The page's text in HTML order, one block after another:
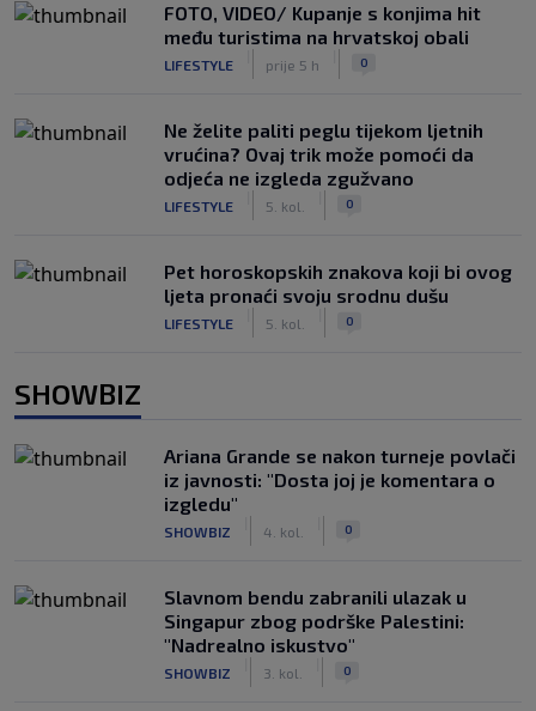
FOTO, VIDEO/ Kupanje s konjima hit
među turistima na hrvatskoj obali
LIFESTYLE prije 5 h 0
Ne želite paliti peglu tijekom ljetnih
vrućina? Ovaj trik može pomoći da
odjeća ne izgleda zgužvano
LIFESTYLE 5. kol. 0
Pet horoskopskih znakova koji bi ovog
ljeta pronaći svoju srodnu dušu
LIFESTYLE 5. kol. 0
SHOWBIZ
Ariana Grande se nakon turneje povlači
iz javnosti: "Dosta joj je komentara o
izgledu"
SHOWBIZ 4. kol. 0
Slavnom bendu zabranili ulazak u
Singapur zbog podrške Palestini:
"Nadrealno iskustvo"
SHOWBIZ 3. kol. 0